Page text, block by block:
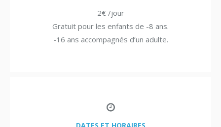
2€ /jour
Gratuit pour les enfants de -8 ans.
-16 ans accompagnés d’un adulte.